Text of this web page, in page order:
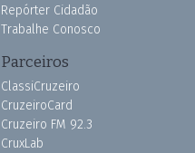
Repórter Cidadão
Trabalhe Conosco
Parceiros
ClassiCruzeiro
CruzeiroCard
Cruzeiro FM 92.3
CruxLab